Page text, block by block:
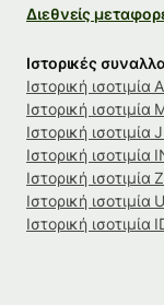
Διεθνείς
Ιστορικές
Ιστορική ισοτιμία
Ιστορική ισοτιμία
Ιστορική ισοτιμία
Ιστορική ισοτιμία
Ιστορική ισοτιμία
Ιστορική ισοτιμία
Ιστορική ισοτιμία